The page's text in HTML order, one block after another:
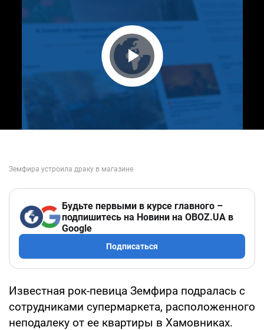
Play Video
Будьте первыми в курсе главного –
подпишитесь на Новини на OBOZ.UA в
Google
Подписаться
Известная рок-певица Земфира подралась с
сотрудниками супермаркета, расположенного
неподалеку от ее квартиры в Хамовниках.